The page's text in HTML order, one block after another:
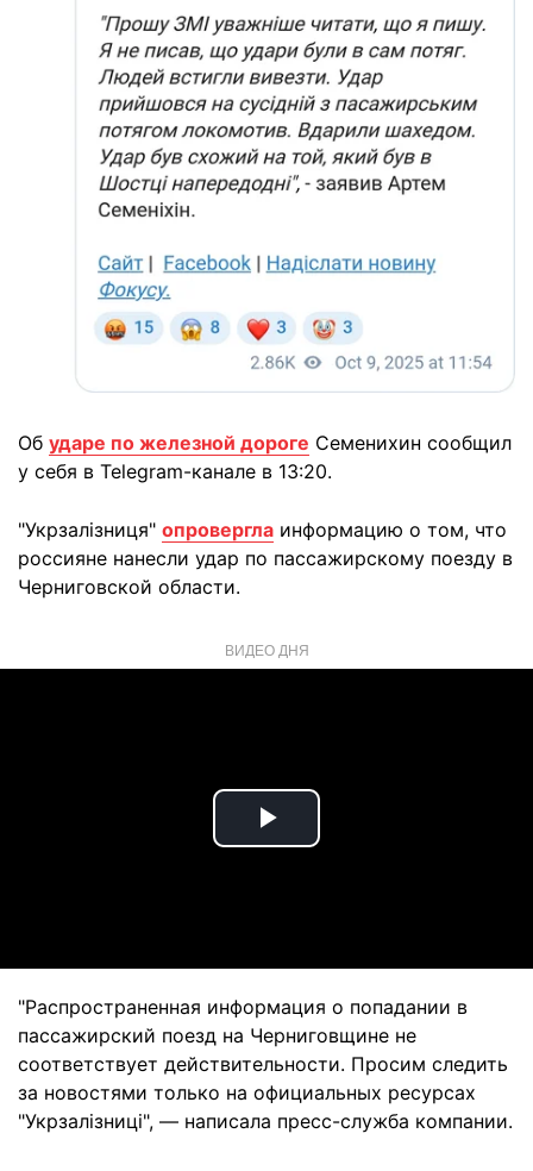
Об ударе по железной дороге Семенихин сообщил
у себя в Telegram-канале в 13:20.
"Укрзалізниця" опровергла информацию о том, что
россияне нанесли удар по пассажирскому поезду в
Черниговской области.
ВИДЕО ДНЯ
Play
"Распространенная информация о попадании в
пассажирский поезд на Черниговщине не
соответствует действительности. Просим следить
за новостями только на официальных ресурсах
"Укрзалізниці", — написала пресс-служба компании.